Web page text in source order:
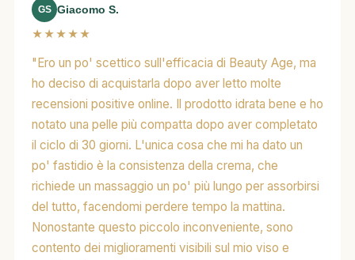
GS Giacomo S.
★★★★★
"Ero un po' scettico sull'efficacia di Beauty Age, ma
ho deciso di acquistarla dopo aver letto molte
recensioni positive online. Il prodotto idrata bene e ho
notato una pelle più compatta dopo aver completato
il ciclo di 30 giorni. L'unica cosa che mi ha dato un
po' fastidio è la consistenza della crema, che
richiede un massaggio un po' più lungo per assorbirsi
del tutto, facendomi perdere tempo la mattina.
Nonostante questo piccolo inconveniente, sono
contento dei miglioramenti visibili sul mio viso e